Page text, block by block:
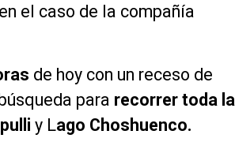
en el caso de la compañía
de hoy con un receso de
para recorrer toda la
y Lago Choshuenco.